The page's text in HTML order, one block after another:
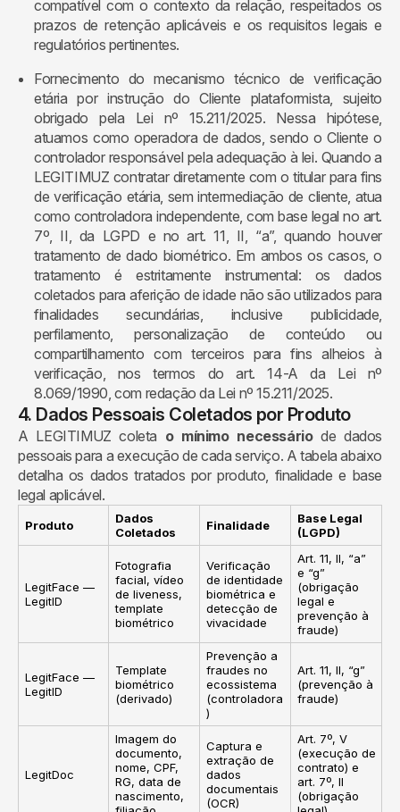
compatível com o contexto da relação, respeitados os
prazos de retenção aplicáveis e os requisitos legais e
regulatórios pertinentes.
Fornecimento do mecanismo técnico de verificação
etária por instrução do Cliente plataformista, sujeito
obrigado pela Lei nº 15.211/2025. Nessa hipótese,
atuamos como operadora de dados, sendo o Cliente o
controlador responsável pela adequação à lei. Quando a
LEGITIMUZ contratar diretamente com o titular para fins
de verificação etária, sem intermediação de cliente, atua
como controladora independente, com base legal no art.
7º, II, da LGPD e no art. 11, II, “a”, quando houver
tratamento de dado biométrico. Em ambos os casos, o
tratamento é estritamente instrumental: os dados
coletados para aferição de idade não são utilizados para
finalidades secundárias, inclusive publicidade,
perfilamento, personalização de conteúdo ou
compartilhamento com terceiros para fins alheios à
verificação, nos termos do art. 14-A da Lei nº
8.069/1990, com redação da Lei nº 15.211/2025.
4. Dados Pessoais Coletados por Produto
A LEGITIMUZ coleta o mínimo necessáriode dados
pessoais para a execução de cada serviço. A tabela abaixo
detalha os dados tratados por produto, finalidade e base
legal aplicável.
Produto
Dados
Coletados
Finalidade
Base Legal
(LGPD)
LegitFace —
LegitID
Fotografia
facial, vídeo
de liveness,
template
biométrico
Verificação
de identidade
biométrica e
detecção de
vivacidade
Art. 11, II, “a”
e “g”
(obrigação
legal e
prevenção à
fraude)
LegitFace —
LegitID
Template
biométrico
(derivado)
Prevenção a
fraudes no
ecossistema
(controladora
)
Art. 11, II, “g”
(prevenção à
fraude)
LegitDoc
Imagem do
documento,
nome, CPF,
RG, data de
nascimento,
Captura e
extração de
dados
documentais
(OCR)
Art. 7º, V
(execução de
contrato) e
art. 7º, II
(obrigação